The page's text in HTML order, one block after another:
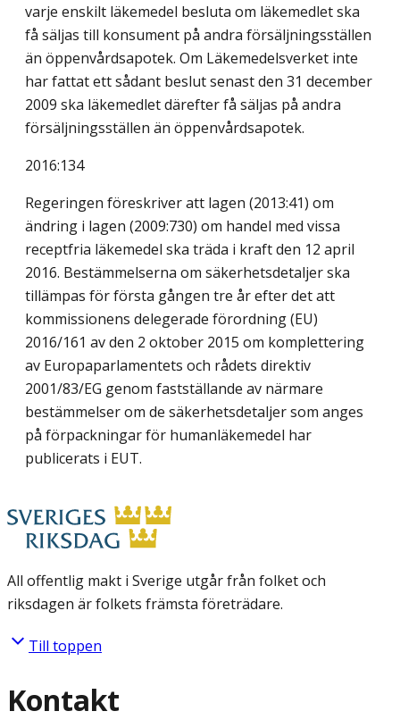
varje enskilt läkemedel besluta om läkemedlet ska
få säljas till konsument på andra försäljningsställen
än öppenvårdsapotek. Om Läkemedelsverket inte
har fattat ett sådant beslut senast den 31 december
2009 ska läkemedlet därefter få säljas på andra
försäljningsställen än öppenvårdsapotek.
2016:134
Regeringen föreskriver att lagen (2013:41) om
ändring i lagen (2009:730) om handel med vissa
receptfria läkemedel ska träda i kraft den 12 april
2016. Bestämmelserna om säkerhetsdetaljer ska
tillämpas för första gången tre år efter det att
kommissionens delegerade förordning (EU)
2016/161 av den 2 oktober 2015 om komplettering
av Europaparlamentets och rådets direktiv
2001/83/EG genom fastställande av närmare
bestämmelser om de säkerhetsdetaljer som anges
på förpackningar för humanläkemedel har
publicerats i EUT.
All offentlig makt i Sverige utgår från folket och
riksdagen är folkets främsta företrädare.
Till toppen
Kontakt